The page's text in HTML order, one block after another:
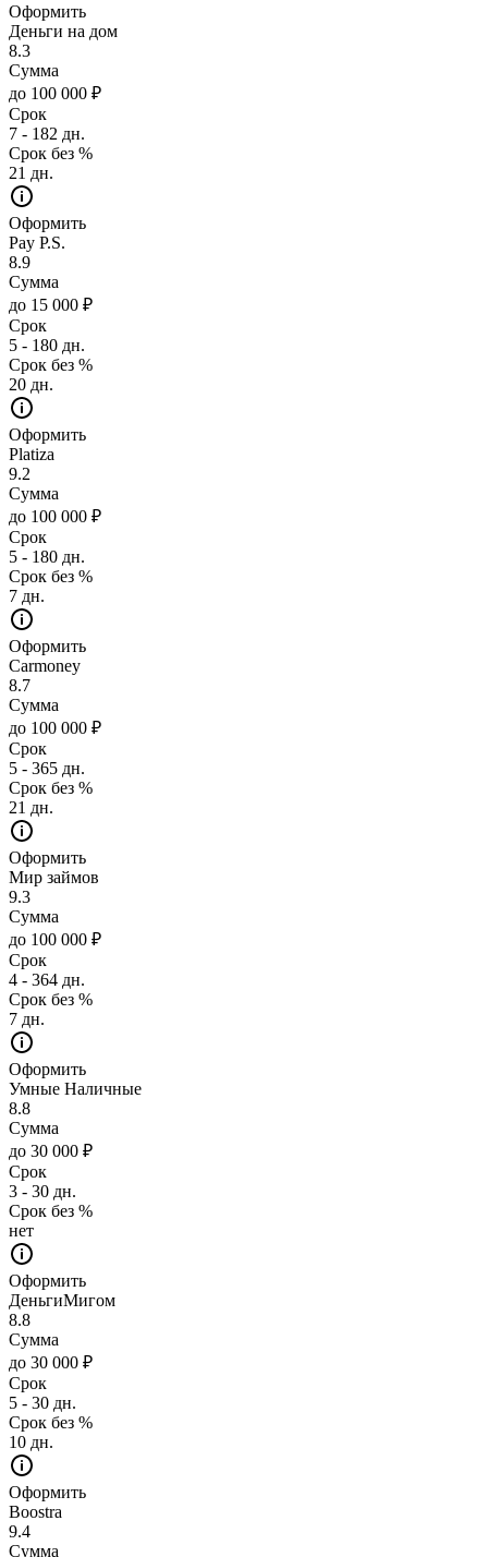
Оформить
Деньги на дом
8.3
Сумма
до 100 000 ₽
Срок
7 - 182 дн.
Срок без %
21 дн.
Оформить
Pay P.S.
8.9
Сумма
до 15 000 ₽
Срок
5 - 180 дн.
Срок без %
20 дн.
Оформить
Platiza
9.2
Сумма
до 100 000 ₽
Срок
5 - 180 дн.
Срок без %
7 дн.
Оформить
Carmoney
8.7
Сумма
до 100 000 ₽
Срок
5 - 365 дн.
Срок без %
21 дн.
Оформить
Мир займов
9.3
Сумма
до 100 000 ₽
Срок
4 - 364 дн.
Срок без %
7 дн.
Оформить
Умные Наличные
8.8
Сумма
до 30 000 ₽
Срок
3 - 30 дн.
Срок без %
нет
Оформить
ДеньгиМигом
8.8
Сумма
до 30 000 ₽
Срок
5 - 30 дн.
Срок без %
10 дн.
Оформить
Boostra
9.4
Сумма